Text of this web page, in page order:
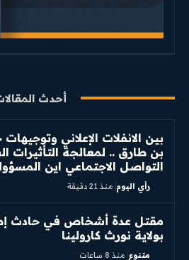
أحدث
بين الانفلات الإعلاني
بن طارق .. لمعالجة التأثيرات
التواصل الاجتماعي اين
رأي اليوم منذ 21 دقيقة
مقتل عدة أشخاص في حادث
بولاية نورث كارولينا
متنوع منذ 8 ساعات